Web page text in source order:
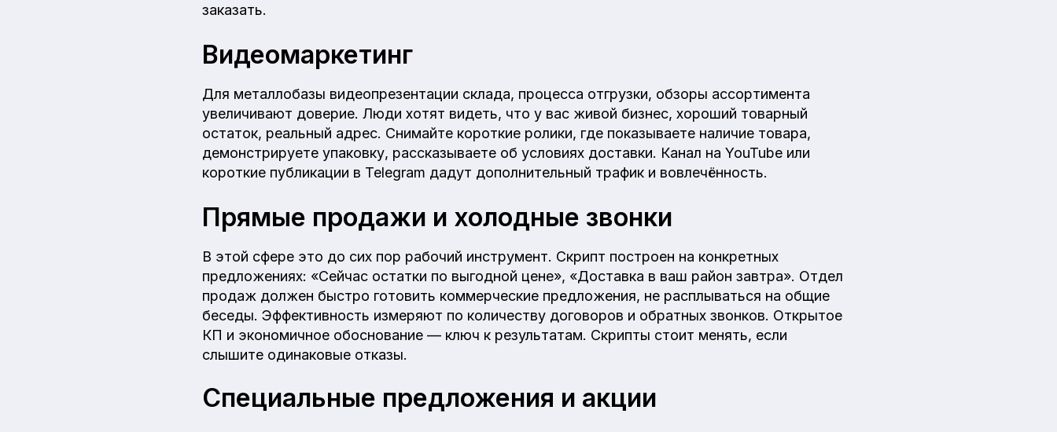
заказать.
Видеомаркетинг
Для металлобазы видеопрезентации склада, процесса отгрузки, обзоры ассортимента
увеличивают доверие. Люди хотят видеть, что у вас живой бизнес, хороший товарный
остаток, реальный адрес. Снимайте короткие ролики, где показываете наличие товара,
демонстрируете упаковку, рассказываете об условиях доставки. Канал на YouTube или
короткие публикации в Telegram дадут дополнительный трафик и вовлечённость.
Прямые продажи и холодные звонки
В этой сфере это до сих пор рабочий инструмент. Скрипт построен на конкретных
предложениях: «Сейчас остатки по выгодной цене», «Доставка в ваш район завтра». Отдел
продаж должен быстро готовить коммерческие предложения, не расплываться на общие
беседы. Эффективность измеряют по количеству договоров и обратных звонков. Открытое
КП и экономичное обоснование — ключ к результатам. Скрипты стоит менять, если
слышите одинаковые отказы.
Специальные предложения и акции